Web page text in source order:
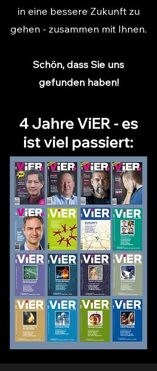
in eine bessere Zukunft zu
gehen - zusammen mit Ihnen.
Schön, dass Sie uns
gefunden haben!
4 Jahre ViER - es
ist viel passiert: